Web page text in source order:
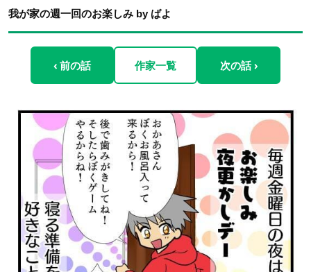
我が家の週一回のお楽しみ by ばよ
‹ 前の話 作家一覧 次の話 ›